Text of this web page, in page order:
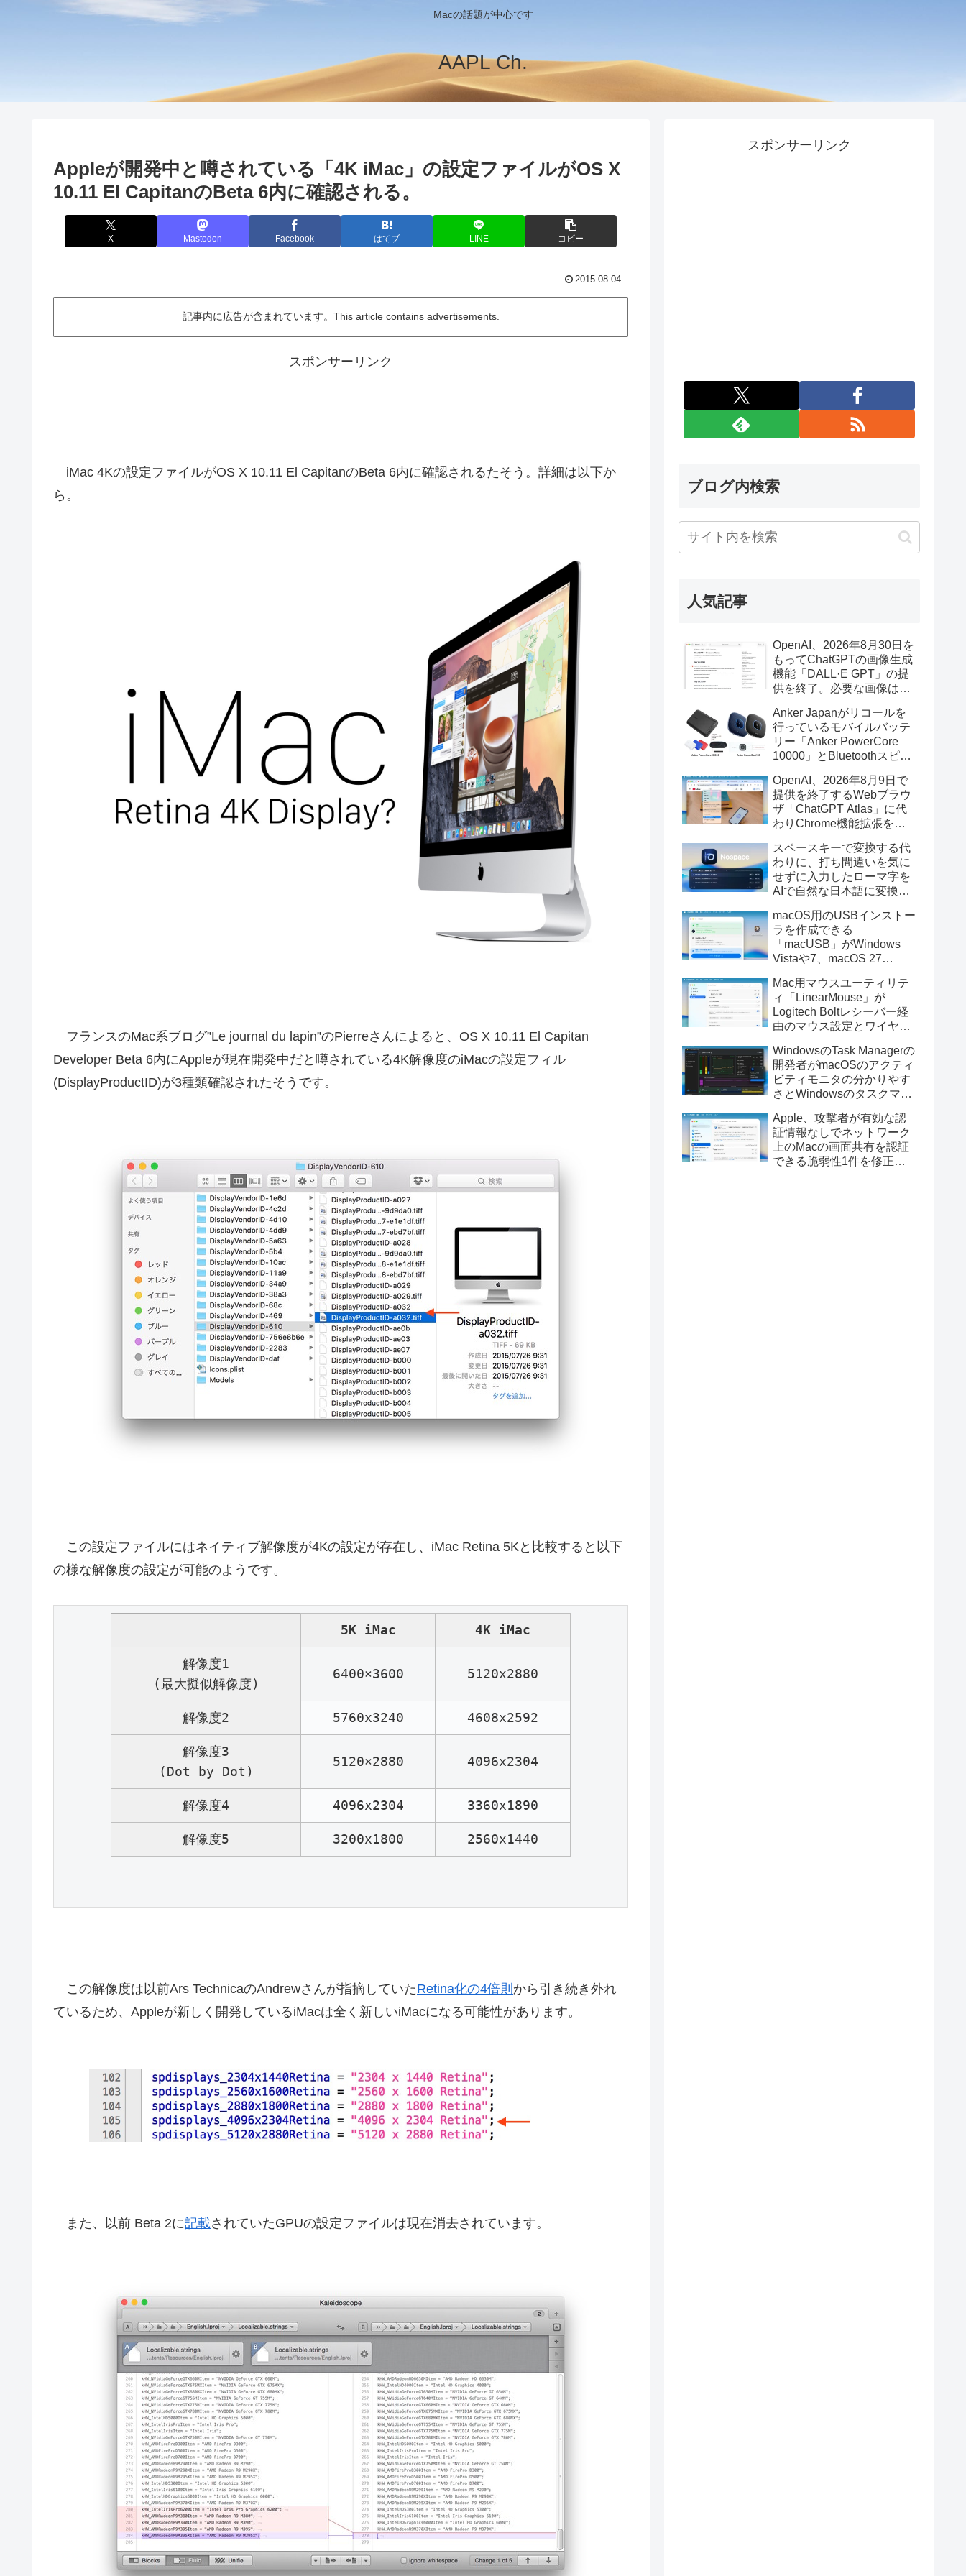
Macの話題が中心です
AAPL Ch.
Appleが開発中と噂されている「4K iMac」の設定ファイルがOS X
10.11 El CapitanのBeta 6内に確認される。
X Mastodon Facebook はてブ LINE コピー
2015.08.04
記事内に広告が含まれています。This article contains advertisements.
スポンサーリンク
iMac 4Kの設定ファイルがOS X 10.11 El CapitanのBeta 6内に確認されるたそう。詳細は以下か
ら。
フランスのMac系ブログ”Le journal du lapin”のPierreさんによると、OS X 10.11 El Capitan
Developer Beta 6内にAppleが現在開発中だと噂されている4K解像度のiMacの設定フィル
(DisplayProductID)が3種類確認されたそうです。
この設定ファイルにはネイティブ解像度が4Kの設定が存在し、iMac Retina 5Kと比較すると以下
の様な解像度の設定が可能のようです。
5K iMac 4K iMac
解像度1
(最大擬似解像度)
6400×3600 5120x2880
解像度2 5760x3240 4608x2592
解像度3
(Dot by Dot)
5120×2880 4096x2304
解像度4 4096x2304 3360x1890
解像度5 3200x1800 2560x1440
この解像度は以前Ars TechnicaのAndrewさんが指摘していたRetina化の4倍則 から引き続き外れ
ているため、Appleが新しく開発しているiMacは全く新しいiMacになる可能性があります。
また、以前 Beta 2に記載されていたGPUの設定ファイルは現在消去されています。
スポンサーリンク
ブログ内検索
人気記事
OpenAI、2026年8月30日を
もってChatGPTの画像生成
機能「DALL·E GPT」の提
供を終了。必要な画像は期
Anker Japanがリコールを
行っているモバイルバッテ
リー「Anker PowerCore
10000」とBluetoothスピー
辺を焼損する火災が6月に3
件発生していたそうなので
注意を。
OpenAI、2026年8月9日で
提供を終了するWebブラウ
ザ「ChatGPT Atlas」に代
わりChrome機能拡張をア
画の質問やAsk ChatGPT機
能を追加。
スペースキーで変換する代
わりに、打ち間違いを気に
せずに入力したローマ字を
AIで自然な日本語に変換し
力アプリ「Nospace」がリ
リース。
macOS用のUSBインストー
ラを作成できる
「macUSB」がWindows
Vistaや7、macOS 27
トーラの作成に対応。
Mac用マウスユーティリテ
ィ「LinearMouse」が
Logitech Boltレシーバー経
由のマウス設定とワイヤレ
ックボールに対応。
WindowsのTask Managerの
開発者がmacOSのアクティ
ビティモニタの分かりやす
さとWindowsのタスクマネ
Mac用システムモニタアプ
リ「Task Manager TMOG」
のBeta版を公開。
Apple、攻撃者が有効な認
証情報なしでネットワーク
上のMacの画面共有を認証
できる脆弱性1件を修正し